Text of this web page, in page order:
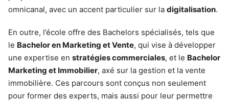
omnicanal, avec un accent particulier sur la digitalisation.
En outre, l’école offre des Bachelors spécialisés, tels que
le Bachelor en Marketing et Vente, qui vise à développer
une expertise en stratégies commerciales, et le Bachelor
Marketing et Immobilier, axé sur la gestion et la vente
immobilière. Ces parcours sont conçus non seulement
pour former des experts, mais aussi pour leur permettre